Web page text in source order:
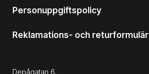
Personuppgiftspolicy
Reklamations- och returformulär
Depågatan 6,